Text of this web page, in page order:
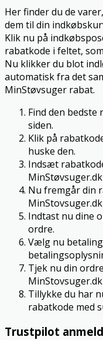
Her finder du de
dem til din
Klik nu på
rabatkode i feltet,
Nu klikker du blot
automatisk fra det
MinStøvsuger rabat.
Find den
siden.
Klik på
huske den.
Indsæt
MinStøvsuger.dk
Nu fremgår din
MinStovsuger.dk
Indtast nu dine
ordre.
Vælg nu
Tjek nu din
MinStovsuger.dk
Tillykke du har
rabatkode med
Trustpilot